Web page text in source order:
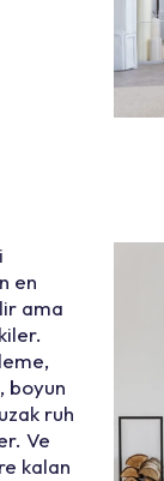
en
ama
boyun
ruh
Ve
kalan